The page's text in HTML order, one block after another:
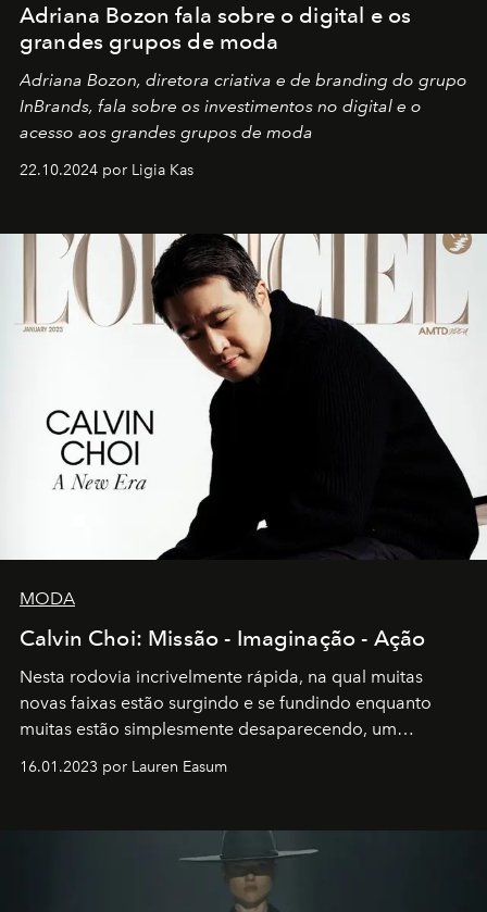
Adriana Bozon fala sobre o digital e os
grandes grupos de moda
Adriana Bozon, diretora criativa e de branding do grupo
InBrands, fala sobre os investimentos no digital e o
acesso aos grandes grupos de moda
22.10.2024 por Ligia Kas
MODA
Calvin Choi: Missão - Imaginação - Ação
Nesta rodovia incrivelmente rápida, na qual muitas
novas faixas estão surgindo e se fundindo enquanto
muitas estão simplesmente desaparecendo, um
transportador AMTD abrindo caminho para muitos
por propósitos, com um claro senso de missão na vida e
16.01.2023 por Lauren Easum